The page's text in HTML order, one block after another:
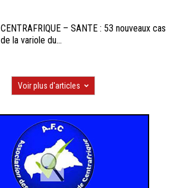
CENTRAFRIQUE – SANTE : 53 nouveaux cas
de la variole du...
Voir plus d'articles